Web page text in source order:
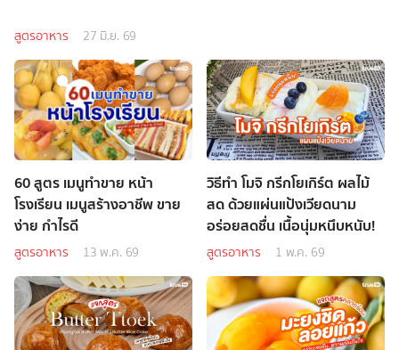
สูตรอาหาร 27 มิ.ย. 69
60 สูตร เมนูทำขาย หน้า
โรงเรียน เมนูสร้างอาชีพ ขาย
ง่าย กำไรดี
สูตรอาหาร 13 พ.ค. 69
วิธีทำ โมจิ กรีกโยเกิร์ต ผลไม้
สด ด้วยแผ่นแป้งเวียดนาม
อร่อยสดชื่น เนื้อนุ่มหนึบหนับ!
สูตรอาหาร 1 พ.ค. 69